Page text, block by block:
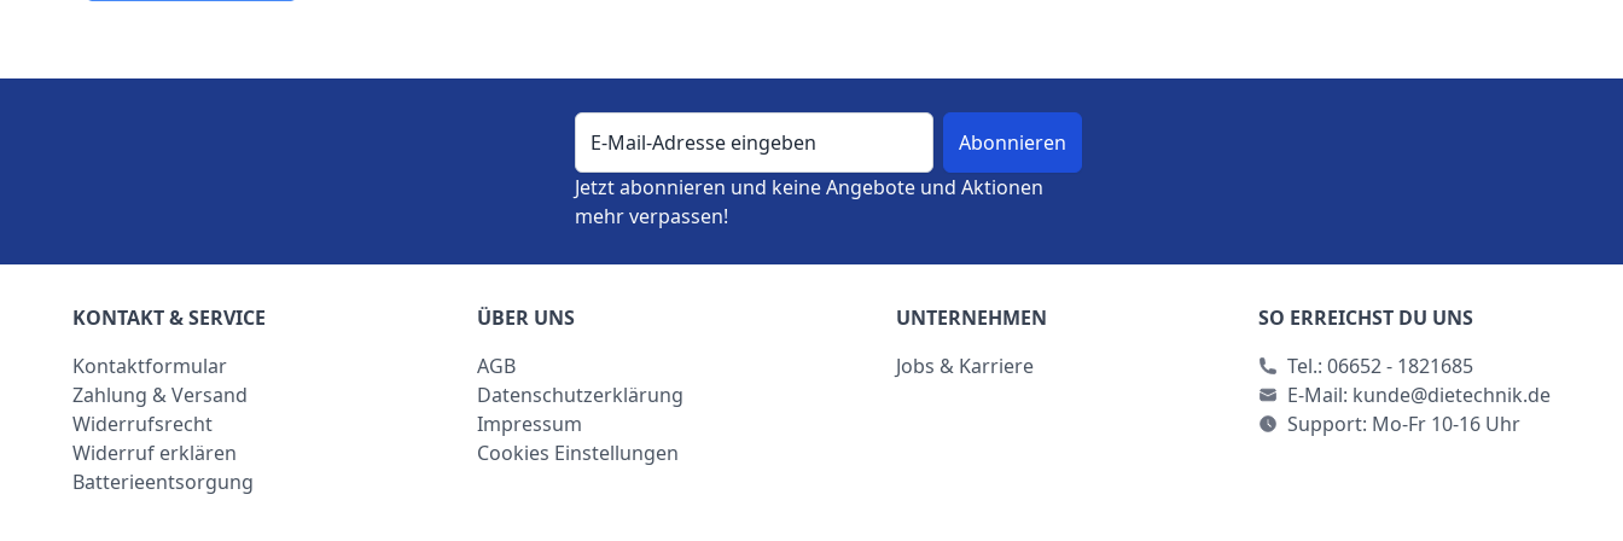
E-Mail-Adresse
Jetzt abonnieren und keine Angebote und Aktionen
mehr verpassen!
KONTAKT & SERVICE
Kontaktformular
Zahlung & Versand
Widerrufsrecht
Widerruf erklären
Batterieentsorgung
ÜBER UNS
AGB
Datenschutzerklärung
Impressum
Cookies Einstellungen
UNTERNEHMEN
Jobs & Karriere
SO ERREICHST DU UNS
Tel.: 06652 - 1821685
E-Mail: kunde@dietechnik.de
Support: Mo-Fr 10-16 Uhr